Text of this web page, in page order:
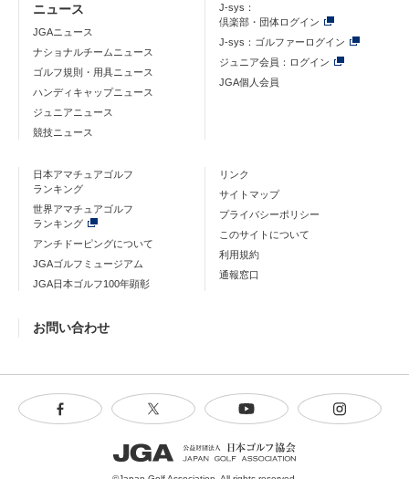
ニュース
JGAニュース
ナショナルチームニュース
ゴルフ規則・用具ニュース
ハンディキャップニュース
ジュニアニュース
競技ニュース
J-sys：
倶楽部・団体ログイン
J-sys：ゴルファーログイン
ジュニア会員：ログイン
JGA個人会員
日本アマチュアゴルフ
ランキング
世界アマチュアゴルフ
ランキング
アンチドーピングについて
JGAゴルフミュージアム
JGA日本ゴルフ100年顕彰
リンク
サイトマップ
プライバシーポリシー
このサイトについて
利用規約
通報窓口
お問い合わせ